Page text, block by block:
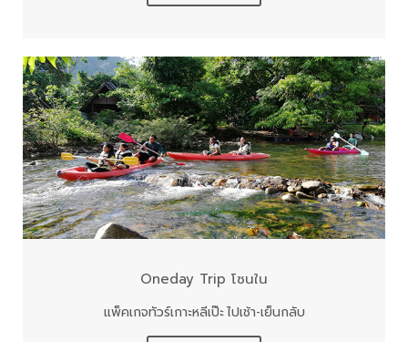
Oneday Trip โซนใน
แพ็คเกจทัวร์เกาะหลีเป๊ะ ไปเช้า-เย็นกลับ